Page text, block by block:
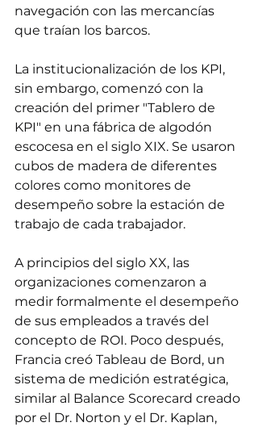
navegación con las mercancías
que traían los barcos.
La institucionalización de los KPI,
sin embargo, comenzó con la
creación del primer "Tablero de
KPI" en una fábrica de algodón
escocesa en el siglo XIX. Se usaron
cubos de madera de diferentes
colores como monitores de
desempeño sobre la estación de
trabajo de cada trabajador.
A principios del siglo XX, las
organizaciones comenzaron a
medir formalmente el desempeño
de sus empleados a través del
concepto de ROI. Poco después,
Francia creó Tableau de Bord, un
sistema de medición estratégica,
similar al Balance Scorecard creado
por el Dr. Norton y el Dr. Kaplan,